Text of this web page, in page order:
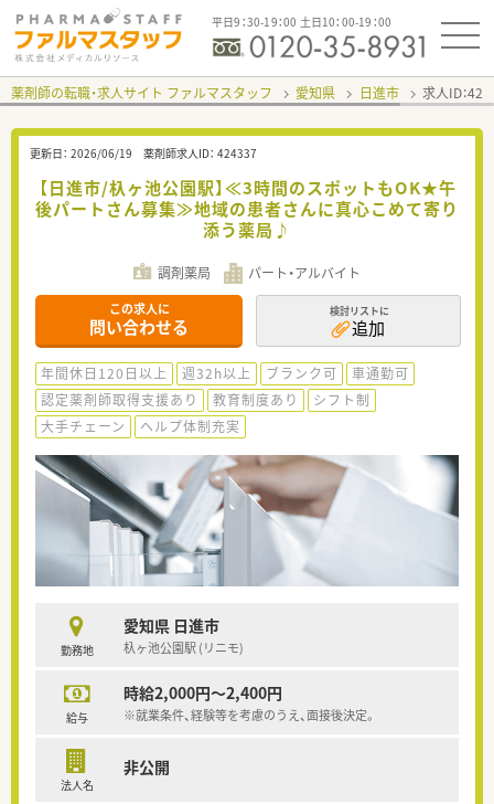
平日9：30-19：00 土日10：00-19：00
薬剤師の転職・求人サイト ファルマスタッフ 愛知県 日進市 求人ID：
更新日： 2026/06/19 薬剤師求人ID： 424337
【日進市/杁ヶ池公園駅】≪3時間のスポットもOK★午
後パートさん募集≫地域の患者さんに真心こめて寄り
添う薬局♪
調剤薬局 パート・アルバイト
この求人に
問い合わせる
検討リストに
追加
年間休日120日以上 週32h以上 ブランク可
車通勤可
認定薬剤師取得支援あり
教育制度あり
シフト制
大手チェーン
ヘルプ体制充実
勤務地
愛知県 日進市
杁ヶ池公園駅 (リニモ)
給与
時給2,000円～2,400円
※就業条件、経験等を考慮のうえ、面接後決定。
法人名
非公開